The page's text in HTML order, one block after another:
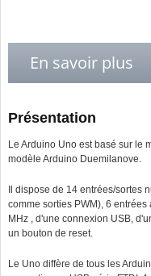
En savoir plus
Présentation
Le Arduino Uno est basé sur le
modèle Arduino Duemilanove.
Il dispose de 14 entrées/sortes
comme sorties PWM), 6
MHz , d'une connexion USB,
un bouton de reset.
Le Uno diffère de tous les